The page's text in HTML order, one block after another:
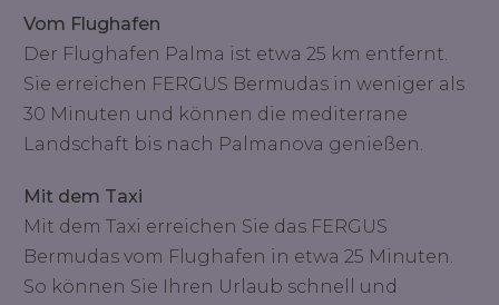
Vom Flughafen
Der Flughafen Palma ist etwa 25 km entfernt.
Sie erreichen FERGUS Bermudas in weniger als
30 Minuten und können die mediterrane
Landschaft bis nach Palmanova genießen.
Mit dem Taxi
Mit dem Taxi erreichen Sie das FERGUS
Bermudas vom Flughafen in etwa 25 Minuten.
So können Sie Ihren Urlaub schnell und